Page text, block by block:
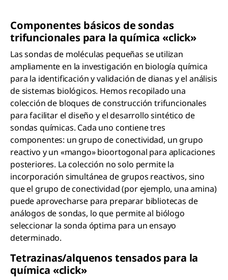
Componentes básicos de sondas
trifuncionales para la química «click»
Las sondas de moléculas pequeñas se utilizan
ampliamente en la investigación en biología química
para la identificación y validación de dianas y el análisis
de sistemas biológicos. Hemos recopilado una
colección de bloques de construcción trifuncionales
para facilitar el diseño y el desarrollo sintético de
sondas químicas. Cada uno contiene tres
componentes: un grupo de conectividad, un grupo
reactivo y un «mango» bioortogonal para aplicaciones
posteriores. La colección no solo permite la
incorporación simultánea de grupos reactivos, sino
que el grupo de conectividad (por ejemplo, una amina)
puede aprovecharse para preparar bibliotecas de
análogos de sondas, lo que permite al biólogo
seleccionar la sonda óptima para un ensayo
determinado.
Tetrazinas/alquenos tensados para la
química «click»